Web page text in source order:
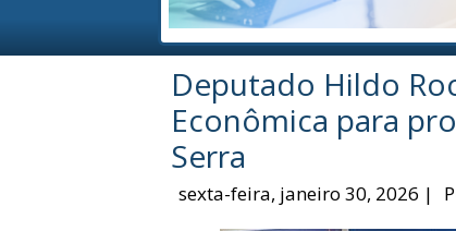
Deputado Hildo
Econômica para
Serra
sexta-feira, janeiro 30, 2026 |